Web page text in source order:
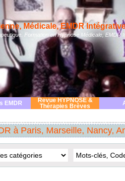
Médicale, EMDR
Formation en Hypnose Médicale,
EMDR
Revue HYPNOSE &
Thérapies Brèves
à Paris, Marseille, Nancy,